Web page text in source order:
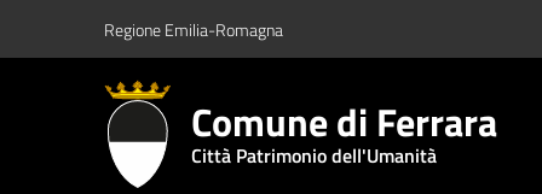
Vai al contenuto principale
Vai al footerRegione Emilia-Romagna
Comune di Ferrara
Città Patrimonio dell'Umanità